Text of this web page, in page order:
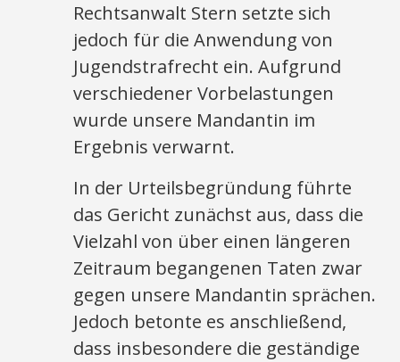
Rechtsanwalt Stern setzte sich
jedoch für die Anwendung von
Jugendstrafrecht ein. Aufgrund
verschiedener Vorbelastungen
wurde unsere Mandantin im
Ergebnis verwarnt.
In der Urteilsbegründung führte
das Gericht zunächst aus, dass die
Vielzahl von über einen längeren
Zeitraum begangenen Taten zwar
gegen unsere Mandantin sprächen.
Jedoch betonte es anschließend,
dass insbesondere die geständige